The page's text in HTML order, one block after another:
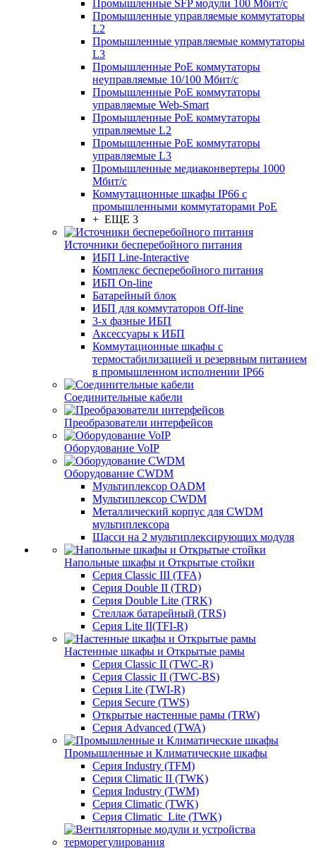
Промышленные SFP модули 100 Мбит/c
Промышленные управляемые коммутаторы
L2
Промышленные управляемые коммутаторы
L3
Промышленные PoE коммутаторы
неуправляемые 10/100 Мбит/с
Промышленные PoE коммутаторы
управляемые Web-Smart
Промышленные PoE коммутаторы
управляемые L2
Промышленные PoE коммутаторы
управляемые L3
Промышленные медиаконвертеры 1000
Мбит/с
Коммутационные шкафы IP66 c
промышленными коммутаторами PoE
+ ЕЩЕ 3
Источники бесперебойного питания
ИБП Line-Interactive
Комплекс бесперебойного питания
ИБП On-line
Батарейный блок
ИБП для коммутаторов Off-line
3-х фазные ИБП
Аксессуары к ИБП
Коммутационные шкафы с
термостабилизацией и резервным питанием
в промышленном исполнении IP66
Соединительные кабели
Преобразователи интерфейсов
Оборудование VoIP
Оборудование CWDM
Мультиплекcор OADM
Мультиплексор CWDM
Металлический корпус для CWDM
мультиплексора
Шасси на 2 мультиплексирующих модуля
Напольные шкафы и Открытые стойки
Серия Classic III (TFA)
Серия Double II (TRD)
Серия Double Lite (TRK)
Стеллаж батарейный (TRS)
Серия Lite II(TFI-R)
Настенные шкафы и Открытые рамы
Серия Classic II (TWC-R)
Серия Classic II (TWC-BS)
Серия Lite (TWI-R)
Серия Secure (TWS)
Открытые настенные рамы (TRW)
Серия Advanced (TWA)
Промышленные и Климатические шкафы
Серия Industry (TFM)
Серия Climatic II (TWK)
Серия Industry (TWM)
Серия Climatic (TWK)
Серия Climatic_Lite (TWK)